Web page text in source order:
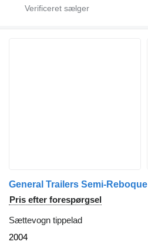
General Trailers Semi-Reboque
Pris efter forespørgsel
Sættevogn tippelad
2004